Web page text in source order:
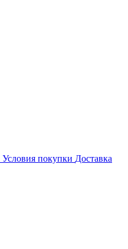
Условия покупки Доставка